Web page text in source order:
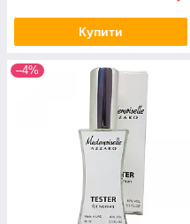
Купити
–4%